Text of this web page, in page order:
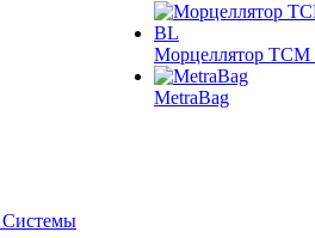
Морцеллятор ТСМ
MetraBag